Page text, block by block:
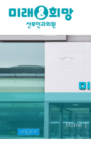
Home